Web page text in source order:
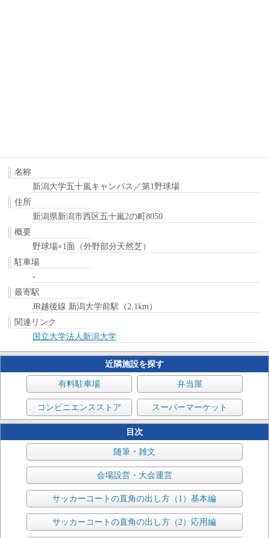
名称
新潟大学五十嵐キャンパス／第1野球場
住所
新潟県新潟市西区五十嵐2の町8050
概要
野球場×1面（外野部分天然芝）
駐車場
-
最寄駅
JR越後線 新潟大学前駅（2.1km）
関連リンク
国立大学法人新潟大学
近隣施設を探す
有料駐車場 弁当屋
コンビニエンスストア スーパーマーケット
目次
随筆・雑文
会場設営・大会運営
サッカーコートの直角の出し方（1）基本編
サッカーコートの直角の出し方（2）応用編